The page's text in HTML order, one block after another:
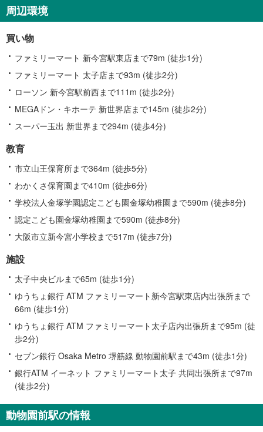
周辺環境
買い物
ファミリーマート 新今宮駅東店まで79m (徒歩1分)
ファミリーマート 太子店まで93m (徒歩2分)
ローソン 新今宮駅前西まで111m (徒歩2分)
MEGAドン・キホーテ 新世界店まで145m (徒歩2分)
スーパー玉出 新世界まで294m (徒歩4分)
教育
市立山王保育所まで364m (徒歩5分)
わかくさ保育園まで410m (徒歩6分)
学校法人金塚学園認定こども園金塚幼稚園まで590m (徒歩8分)
認定こども園金塚幼稚園まで590m (徒歩8分)
大阪市立新今宮小学校まで517m (徒歩7分)
施設
太子中央ビルまで65m (徒歩1分)
ゆうちょ銀行 ATM ファミリーマート新今宮駅東店内出張所まで
66m (徒歩1分)
ゆうちょ銀行 ATM ファミリーマート太子店内出張所まで95m (徒
歩2分)
セブン銀行 Osaka Metro 堺筋線 動物園前駅まで43m (徒歩1分)
銀行ATM イーネット ファミリーマート太子 共同出張所まで97m
(徒歩2分)
動物園前駅の情報